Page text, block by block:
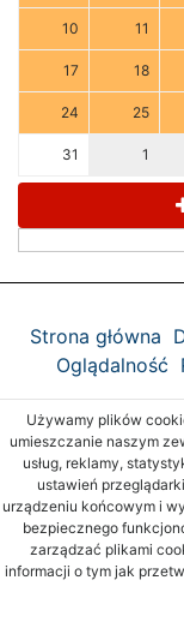
10 11
17 18
24 25
31 1
Strona główna
Oglądalność
Używamy plików
umieszczanie naszym
usług, reklamy,
ustawień
urządzeniu końcowym i
bezpiecznego
zarządzać plikami
informacji o tym jak